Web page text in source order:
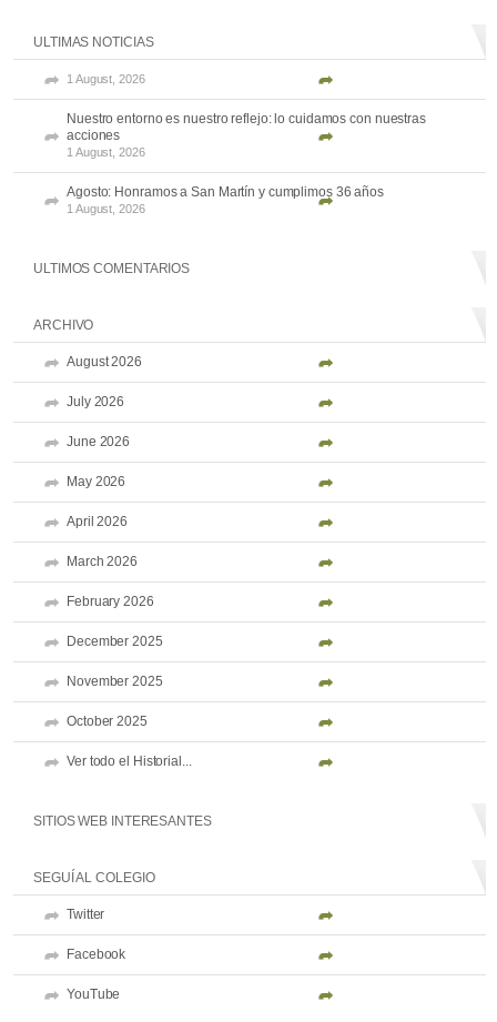
ULTIMAS NOTICIAS
1 August, 2026
Nuestro entorno es nuestro reflejo: lo cuidamos con nuestras
acciones
1 August, 2026
Agosto: Honramos a San Martín y cumplimos 36 años
1 August, 2026
ULTIMOS COMENTARIOS
ARCHIVO
August 2026
July 2026
June 2026
May 2026
April 2026
March 2026
February 2026
December 2025
November 2025
October 2025
Ver todo el Historial...
SITIOS WEB INTERESANTES
SEGUÍ AL COLEGIO
Twitter
Facebook
YouTube